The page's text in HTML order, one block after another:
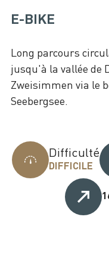
E-BIKE
Long parcours
jusqu'à la vallée de
Zweisimmen via le
Seebergsee.
Difficulté
DIFFICILE